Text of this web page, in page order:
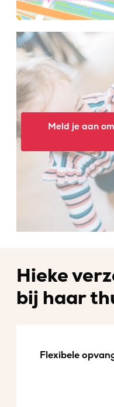
Meld je aan
Hieke
bij haar
Flexibele